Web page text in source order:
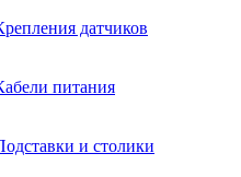
датчиков
питания
и столики